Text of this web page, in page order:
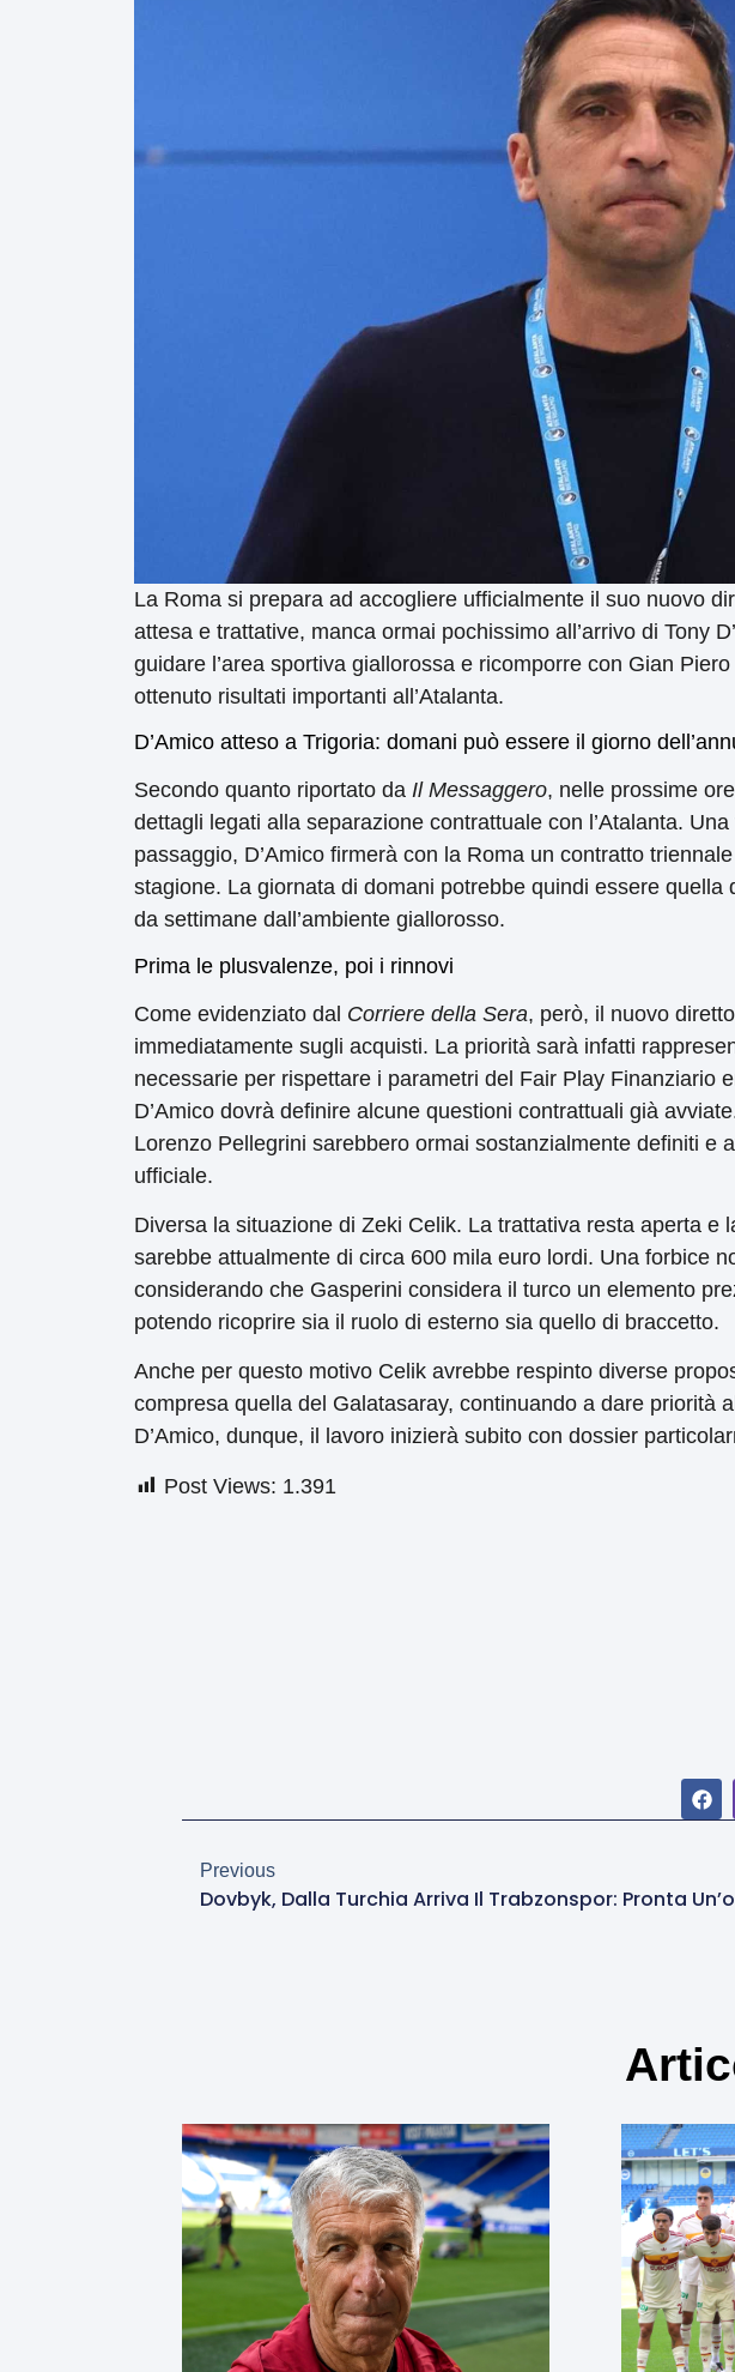
La Roma si prepara ad accogliere ufficialmente il suo nuovo
attesa e trattative, manca ormai pochissimo all’arrivo di Tony
guidare l’area sportiva giallorossa e ricomporre con Gian
ottenuto risultati importanti all’Atalanta.
D’Amico atteso a Trigoria: domani può essere il giorno
Secondo quanto riportato da Il Messaggero, nelle prossime
dettagli legati alla separazione contrattuale con l’Atalanta.
passaggio, D’Amico firmerà con la Roma un contratto
stagione. La giornata di domani potrebbe quindi essere quella
da settimane dall’ambiente giallorosso.
Prima le plusvalenze, poi i rinnovi
Come evidenziato dal Corriere della Sera, però, il nuovo
immediatamente sugli acquisti. La priorità sarà infatti
necessarie per rispettare i parametri del Fair Play Finanziario
D’Amico dovrà definire alcune questioni contrattuali già
Lorenzo Pellegrini sarebbero ormai sostanzialmente definiti e
ufficiale.
Diversa la situazione di Zeki Celik. La trattativa resta aperta e
sarebbe attualmente di circa 600 mila euro lordi. Una forbice
considerando che Gasperini considera il turco un elemento
potendo ricoprire sia il ruolo di esterno sia quello di braccetto.
Anche per questo motivo Celik avrebbe respinto diverse
compresa quella del Galatasaray, continuando a dare priorità
D’Amico, dunque, il lavoro inizierà subito con dossier
Post Views: 1.391
Previous